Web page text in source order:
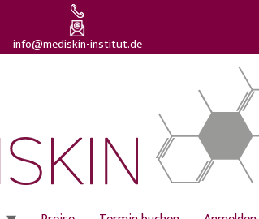
info@mediskin-institut.de